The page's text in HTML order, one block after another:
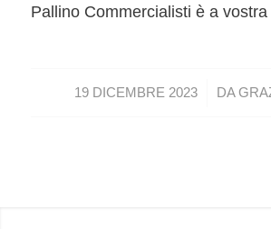
Pallino Commercialisti è a
19 DICEMBRE 2023
/ DA